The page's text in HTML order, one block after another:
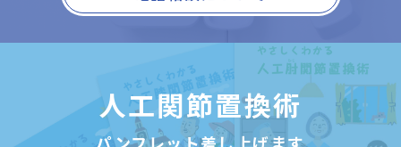
人工関節置換術
パンフレット差し上げます